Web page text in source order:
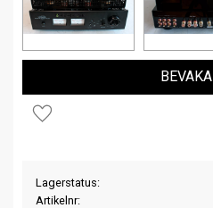
Lägg till i favoriter
BEVAKA
Lagerstatus
Artikelnr